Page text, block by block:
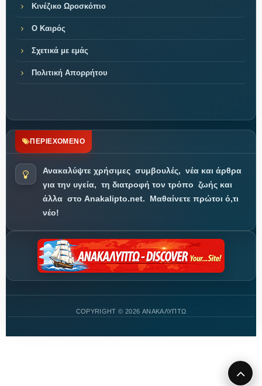
Κινέζικο Ωροσκόπιο
Ο Καιρός
Σχετικά με εμάς
Πολιτική Απορρήτου
ΠΕΡΙΕΧΟΜΕΝΟ
Ανακαλύψτε χρήσιμες συμβουλές, νέα και άρθρα
για την υγεία, τη διατροφή τον τρόπο ζωής και
άλλα στο Anakalipto.net.
Μαθαίνετε πρώτοι ό,τι
νέο!
COPYRIGHT © 2026 ΑΝΑΚΑΛΥΠΤΩ